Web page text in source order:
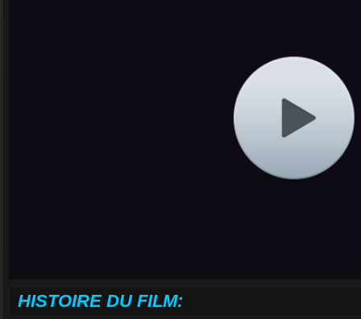
HISTOIRE DU FILM: